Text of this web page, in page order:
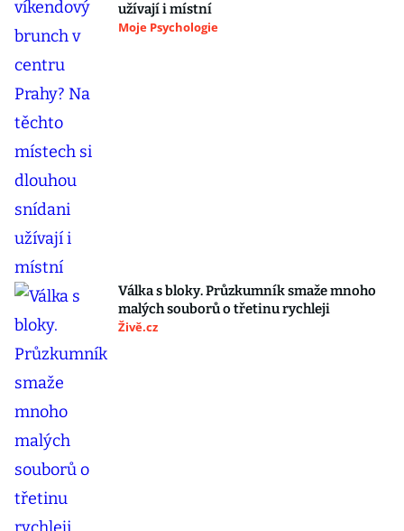
užívají i místní
Moje Psychologie
Válka s bloky. Průzkumník smaže mnoho
malých souborů o třetinu rychleji
Živě.cz